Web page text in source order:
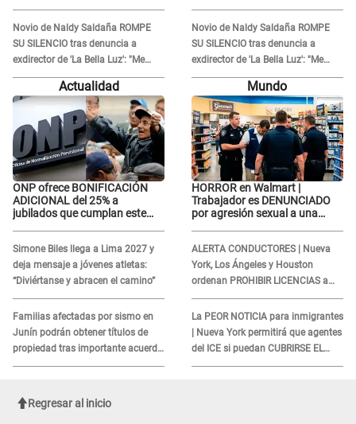
'acto bochornoso': "No es justo
atacar a otra mujer"
Novio de Naldy Saldaña ROMPE
SU SILENCIO tras denuncia a
exdirector de 'La Bella Luz': "Me
basta con que ella esté bien"
'acto bochornoso': "No es justo
atacar a otra mujer"
Novio de Naldy Saldaña ROMPE
SU SILENCIO tras denuncia a
exdirector de 'La Bella Luz': "Me
basta con que ella esté bien"
Actualidad
ONP ofrece BONIFICACIÓN
ADICIONAL del 25% a
jubilados que cumplan este
Simone Biles llega a Lima 2027 y
deja mensaje a jóvenes atletas:
“Diviértanse y abracen el camino”
Familias afectadas por sismo en
Junín podrán obtener títulos de
propiedad tras importante acuerdo
de Cofopri
Mundo
HORROR en Walmart |
Trabajador es DENUNCIADO
por agresión sexual a una
ALERTA CONDUCTORES | Nueva
York, Los Ángeles y Houston
ordenan PROHIBIR LICENCIAS a
quienes no presenten ESTE
DOCUMENTO
La PEOR NOTICIA para inmigrantes
| Nueva York permitirá que agentes
del ICE si puedan CUBRIRSE EL
ROSTRO
Regresar al inicio